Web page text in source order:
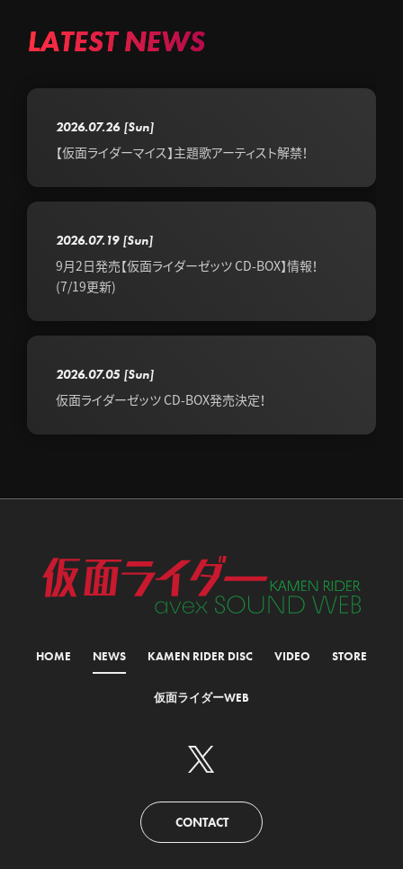
LATEST NEWS
2026.07.26 [Sun]
【仮面ライダーマイス】主題歌アーティスト解禁！
2026.07.19 [Sun]
9月2日発売【仮面ライダーゼッツ CD-BOX】情報！
(7/19更新)
2026.07.05 [Sun]
仮面ライダーゼッツ CD-BOX発売決定！
HOME NEWS KAMEN RIDER DISC VIDEO STORE
仮面ライダーWEB
CONTACT